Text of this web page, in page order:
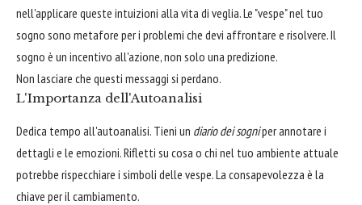
nell'applicare queste intuizioni alla vita di veglia. Le "vespe" nel tuo
sogno sono metafore per i problemi che devi affrontare e risolvere. Il
sogno è un incentivo all'azione, non solo una predizione.
Non lasciare che questi messaggi si perdano.
L'Importanza dell'Autoanalisi
Dedica tempo all'autoanalisi. Tieni un diario dei sogniper annotare i
dettagli e le emozioni. Rifletti su cosa o chi nel tuo ambiente attuale
potrebbe rispecchiare i simboli delle vespe. La consapevolezza è la
chiave per il cambiamento.